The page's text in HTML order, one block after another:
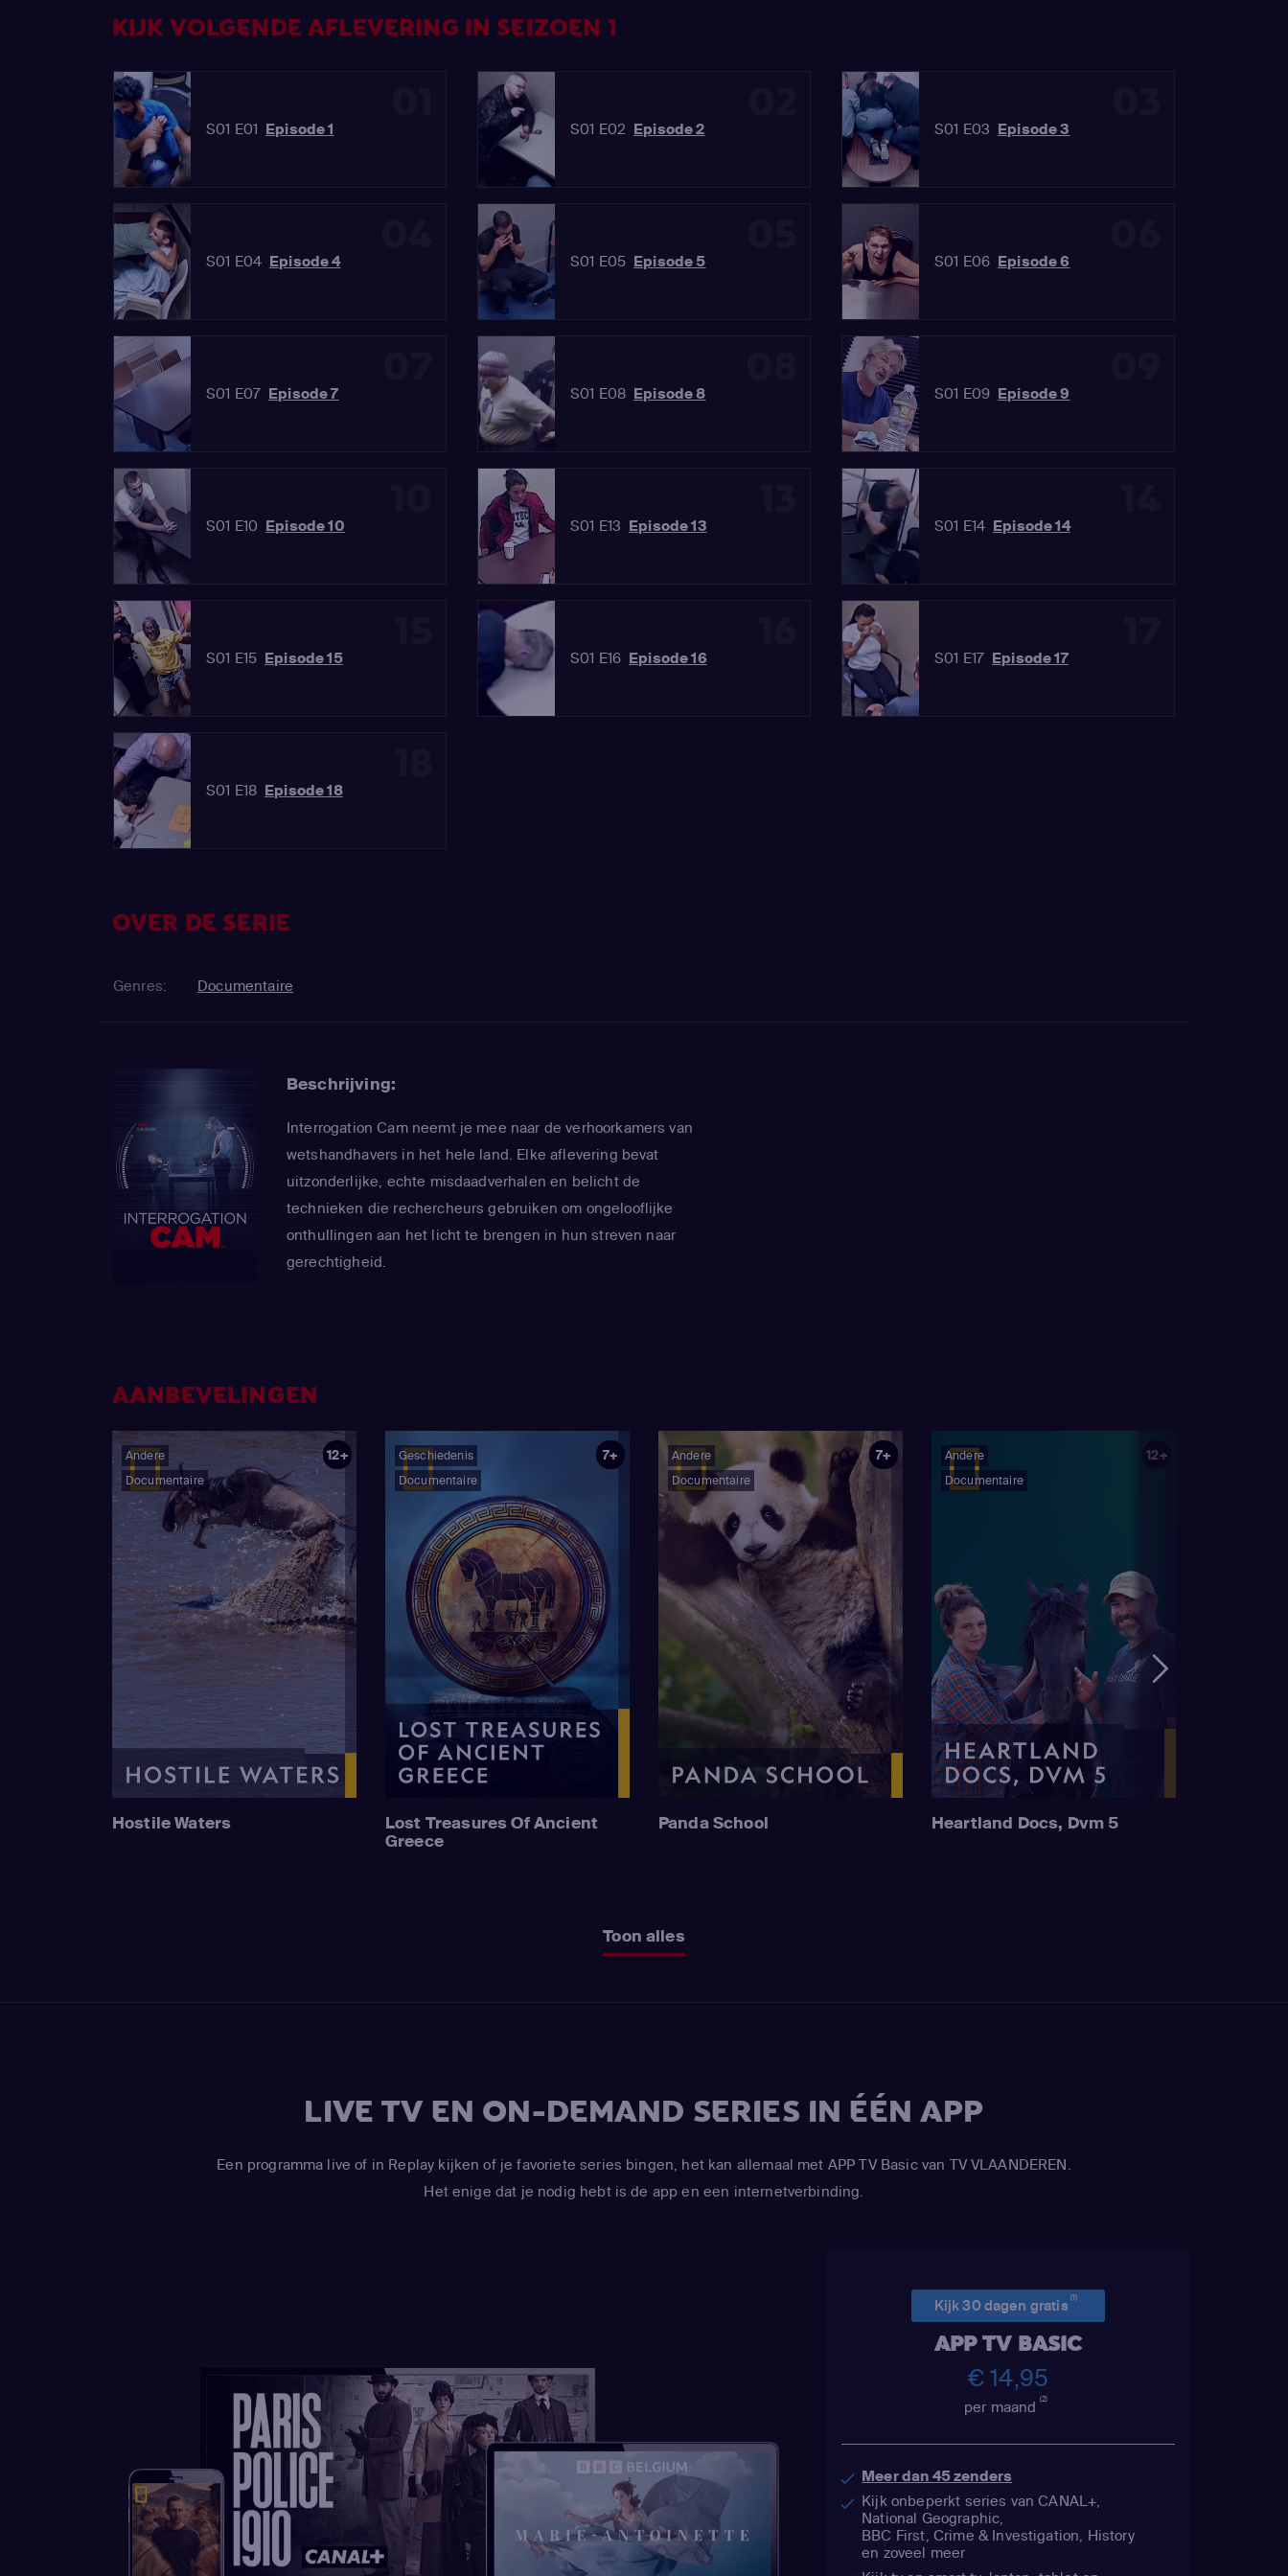
KIJK VOLGENDE AFLEVERING IN SEIZOEN 1
S01 E01 Episode 1 S01 E02 Episode 2 S01 E03 Episode 3
S01 E04 Episode 4 S01 E05 Episode 5 S01 E06 Episode 6
S01 E07 Episode 7 S01 E08 Episode 8 S01 E09 Episode 9
S01 E10 Episode 10 S01 E13 Episode 13 S01 E14 Episode 14
S01 E15 Episode 15 S01 E16 Episode 16 S01 E17 Episode 17
S01 E18 Episode 18
OVER DE SERIE
Genres: Documentaire
Beschrijving:
Interrogation Cam neemt je mee naar de verhoorkamers van
wetshandhavers in het hele land. Elke aflevering bevat
uitzonderlijke, echte misdaadverhalen en belicht de
technieken die rechercheurs gebruiken om ongelooflijke
onthullingen aan het licht te brengen in hun streven naar
gerechtigheid.
AANBEVELINGEN
Andere
Documentaire
12+
Hostile Waters
Geschiedenis
Documentaire
7+
Lost Treasures Of Ancient
Greece
Andere
Documentaire
7+
Panda School
Andere
Documentaire
12+
Heartland Docs, Dvm 5
Toon alles
LIVE TV EN ON-DEMAND SERIES IN ÉÉN APP
Een programma live of in Replay kijken of je favoriete series bingen, het kan allemaal met APP TV Basic van TV VLAANDEREN.
Het enige dat je nodig hebt is de app en een internetverbinding.
Kijk 30 dagen gratis(1)
APP TV BASIC
€ 14,95
per maand(2)
Meer dan 45 zenders
Kijk onbeperkt series van CANAL+,
National Geographic,
BBC First, Crime & Investigation, History
en zoveel meer